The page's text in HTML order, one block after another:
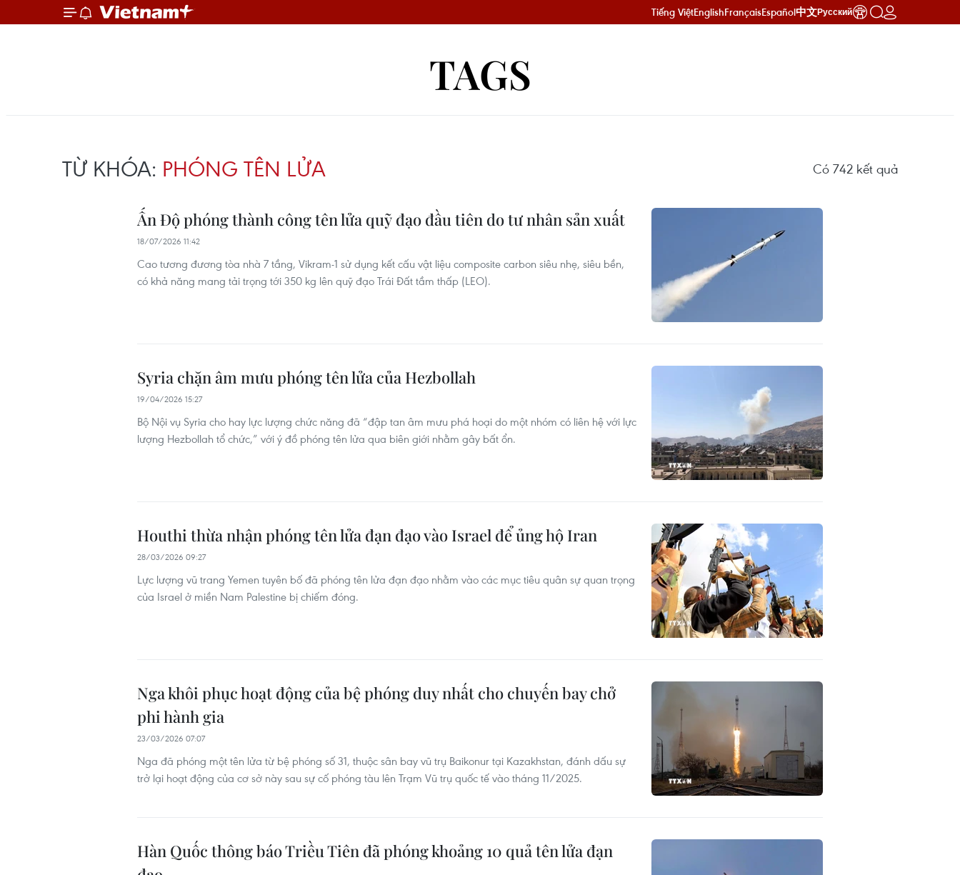
Tiếng ViệtEnglishFrançaisEspañol中文Русский
TAGS
TỪ KHÓA: PHÓNG TÊN LỬA Có 742 kết quả
Ấn Độ phóng thành công tên lửa quỹ đạo đầu tiên do tư nhân sản xuất
18/07/2026 11:42
Cao tương đương tòa nhà 7 tầng, Vikram-1 sử dụng kết cấu vật liệu composite carbon siêu nhẹ, siêu bền,
có khả năng mang tải trọng tới 350 kg lên quỹ đạo Trái Đất tầm thấp (LEO).
Syria chặn âm mưu phóng tên lửa của Hezbollah
19/04/2026 15:27
Bộ Nội vụ Syria cho hay lực lượng chức năng đã “đập tan âm mưu phá hoại do một nhóm có liên hệ với lực
lượng Hezbollah tổ chức,” với ý đồ phóng tên lửa qua biên giới nhằm gây bất ổn.
Houthi thừa nhận phóng tên lửa đạn đạo vào Israel để ủng hộ Iran
28/03/2026 09:27
Lực lượng vũ trang Yemen tuyên bố đã phóng tên lửa đạn đạo nhằm vào các mục tiêu quân sự quan trọng
của Israel ở miền Nam Palestine bị chiếm đóng.
Nga khôi phục hoạt động của bệ phóng duy nhất cho chuyến bay chở
phi hành gia
23/03/2026 07:07
Nga đã phóng một tên lửa từ bệ phóng số 31, thuộc sân bay vũ trụ Baikonur tại Kazakhstan, đánh dấu sự
trở lại hoạt động của cơ sở này sau sự cố phóng tàu lên Trạm Vũ trụ quốc tế vào tháng 11/2025.
Hàn Quốc thông báo Triều Tiên đã phóng khoảng 10 quả tên lửa đạn